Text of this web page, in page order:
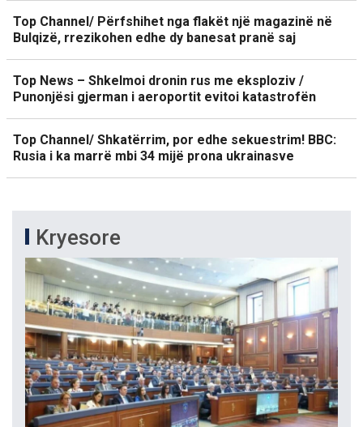
Top Channel/ Përfshihet nga flakët një magazinë në
Bulqizë, rrezikohen edhe dy banesat pranë saj
Top News – Shkelmoi dronin rus me eksploziv /
Punonjësi gjerman i aeroportit evitoi katastrofën
Top Channel/ Shkatërrim, por edhe sekuestrim! BBC:
Rusia i ka marrë mbi 34 mijë prona ukrainasve
Kryesore